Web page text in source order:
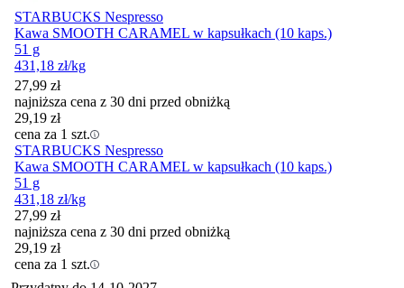
STARBUCKS Nespresso
Kawa SMOOTH CARAMEL w kapsułkach (10 kaps.)
51 g
431,18 zł/kg
27,99 zł
najniższa cena z 30 dni przed obniżką
29,19 zł
cena za 1 szt.
STARBUCKS Nespresso
Kawa SMOOTH CARAMEL w kapsułkach (10 kaps.)
51 g
431,18 zł/kg
27,99 zł
najniższa cena z 30 dni przed obniżką
29,19 zł
cena za 1 szt.